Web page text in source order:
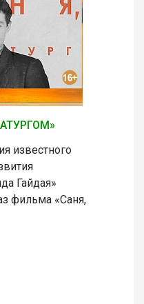
известного
Гайдая»
фильма «Саня,